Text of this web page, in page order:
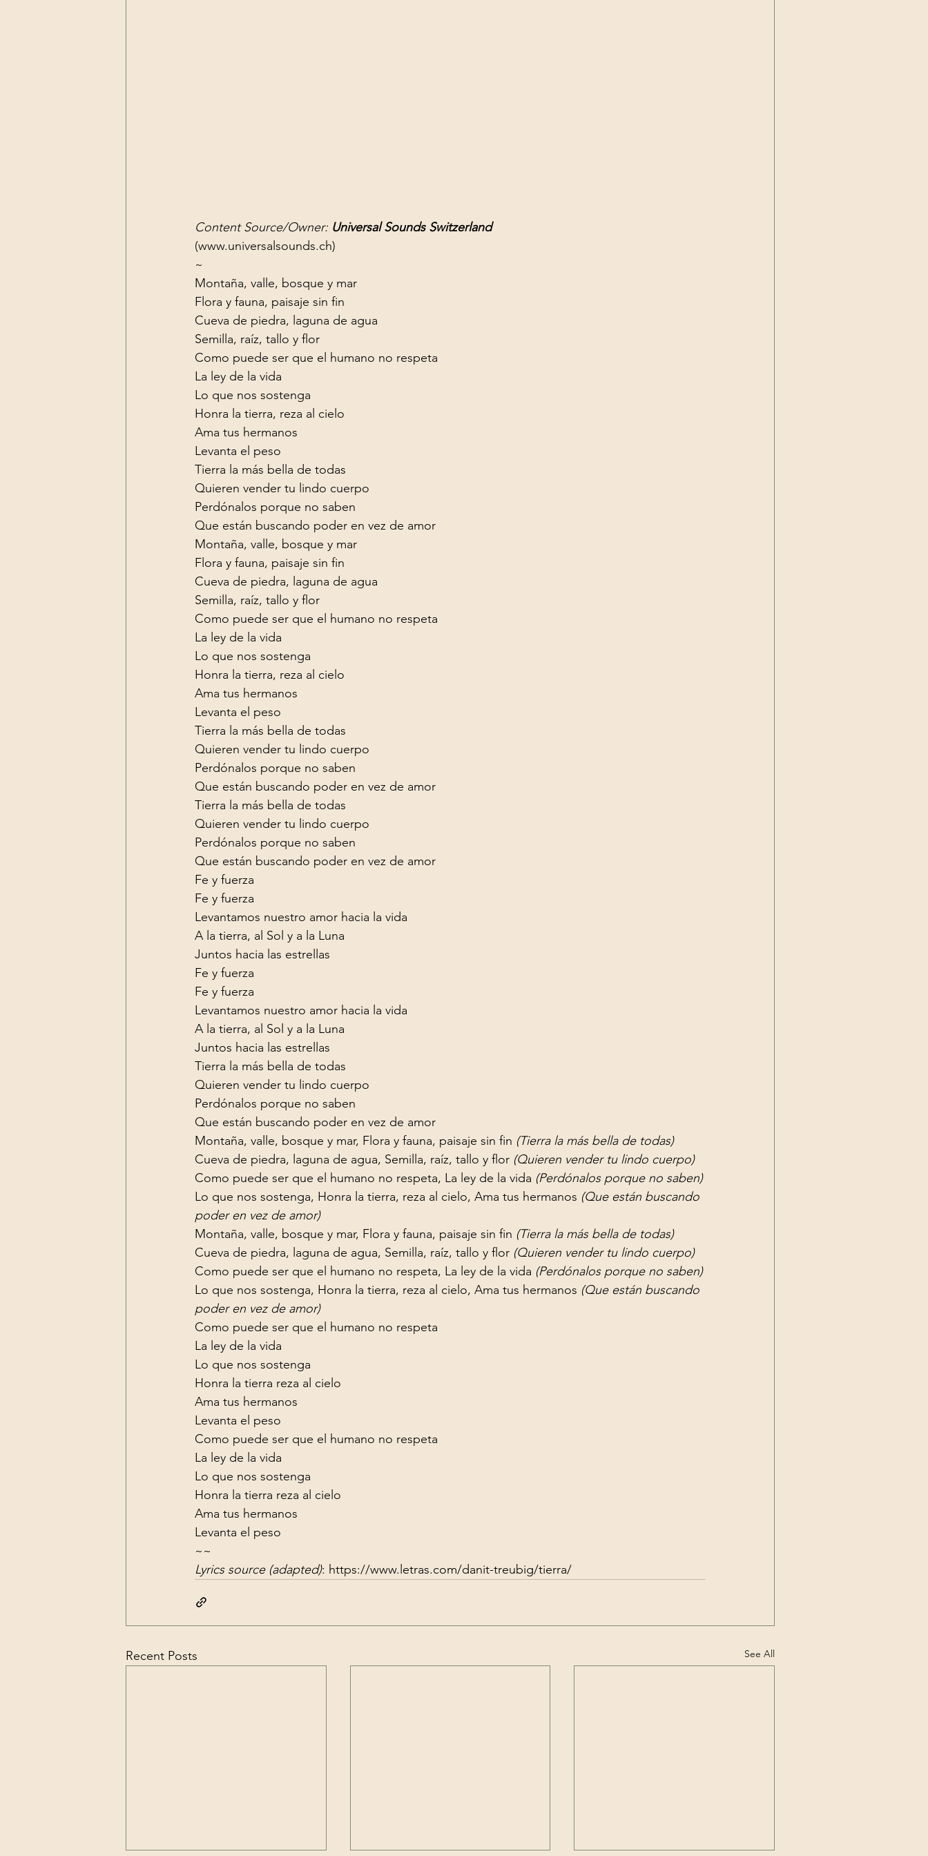
Content Source/Owner: Universal Sounds Switzerland
(www.universalsounds.ch)
~
Montaña, valle, bosque y mar
Flora y fauna, paisaje sin fin
Cueva de piedra, laguna de agua
Semilla, raíz, tallo y flor
Como puede ser que el humano no respeta
La ley de la vida
Lo que nos sostenga
Honra la tierra, reza al cielo
Ama tus hermanos
Levanta el peso
Tierra la más bella de todas
Quieren vender tu lindo cuerpo
Perdónalos porque no saben
Que están buscando poder en vez de amor
Montaña, valle, bosque y mar
Flora y fauna, paisaje sin fin
Cueva de piedra, laguna de agua
Semilla, raíz, tallo y flor
Como puede ser que el humano no respeta
La ley de la vida
Lo que nos sostenga
Honra la tierra, reza al cielo
Ama tus hermanos
Levanta el peso
Tierra la más bella de todas
Quieren vender tu lindo cuerpo
Perdónalos porque no saben
Que están buscando poder en vez de amor
Tierra la más bella de todas
Quieren vender tu lindo cuerpo
Perdónalos porque no saben
Que están buscando poder en vez de amor
Fe y fuerza
Fe y fuerza
Levantamos nuestro amor hacia la vida
A la tierra, al Sol y a la Luna
Juntos hacia las estrellas
Fe y fuerza
Fe y fuerza
Levantamos nuestro amor hacia la vida
A la tierra, al Sol y a la Luna
Juntos hacia las estrellas
Tierra la más bella de todas
Quieren vender tu lindo cuerpo
Perdónalos porque no saben
Que están buscando poder en vez de amor
Montaña, valle, bosque y mar, Flora y fauna, paisaje sin fin (Tierra la más bella de todas)
Cueva de piedra, laguna de agua, Semilla, raíz, tallo y flor (Quieren vender tu lindo cuerpo)
Como puede ser que el humano no respeta, La ley de la vida (Perdónalos porque no saben)
Lo que nos sostenga, Honra la tierra, reza al cielo, Ama tus hermanos (Que están buscando
poder en vez de amor)
Montaña, valle, bosque y mar, Flora y fauna, paisaje sin fin (Tierra la más bella de todas)
Cueva de piedra, laguna de agua, Semilla, raíz, tallo y flor (Quieren vender tu lindo cuerpo)
Como puede ser que el humano no respeta, La ley de la vida (Perdónalos porque no saben)
Lo que nos sostenga, Honra la tierra, reza al cielo, Ama tus hermanos (Que están buscando
poder en vez de amor)
Como puede ser que el humano no respeta
La ley de la vida
Lo que nos sostenga
Honra la tierra reza al cielo
Ama tus hermanos
Levanta el peso
Como puede ser que el humano no respeta
La ley de la vida
Lo que nos sostenga
Honra la tierra reza al cielo
Ama tus hermanos
Levanta el peso
~~
Lyrics source (adapted): https://www.letras.com/danit-treubig/tierra/
Recent Posts See All